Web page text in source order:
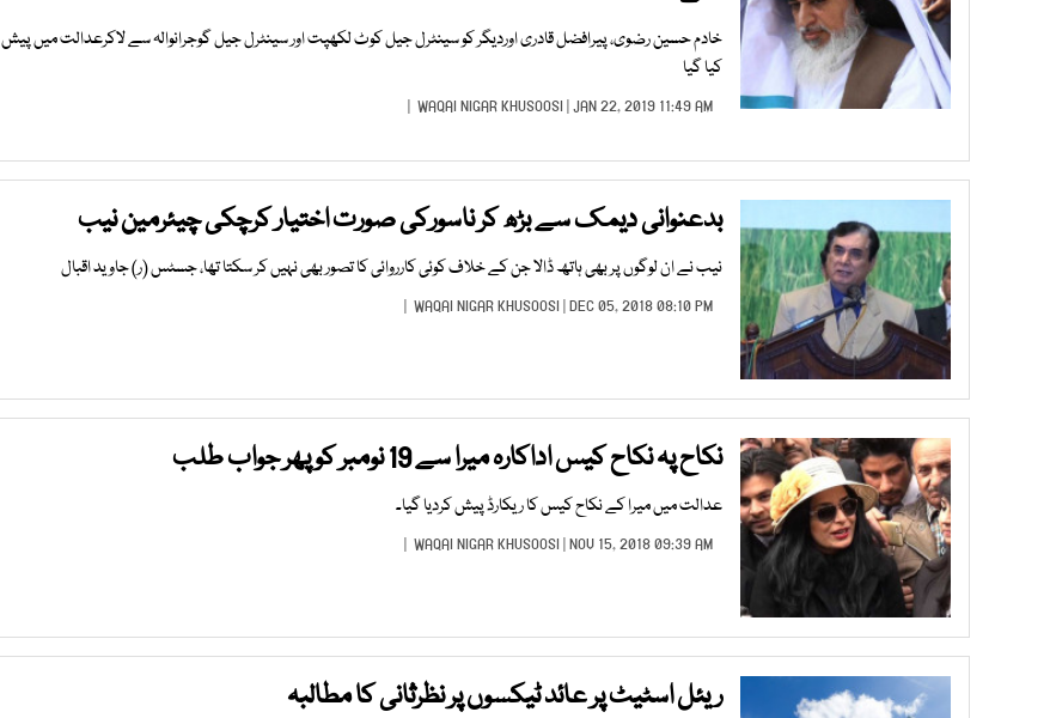
خادم حسین رضوی، پیرافضل قادری اوردیگر کو سینٹرل جیل کوٹ لکھپت اور سینٹرل جیل گوجرانوالہ سے لاکرعدالت میں پیش
کیا گیا
WAQAI NIGAR KHUSOOSI | JAN 22, 2019 11:49 AM |
بدعنوانی دیمک سے بڑھ کر ناسورکی صورت اختیار کرچکی چیئرمین نیب
نیب نے ان لوگوں پر بھی ہاتھ ڈالا جن کے خلاف کوئی کارروائی کا تصور بھی نہیں کر سکتا تھا، جسٹس (ر) جاوید اقبال
WAQAI NIGAR KHUSOOSI | DEC 05, 2018 08:10 PM |
نکاح پہ نکاح کیس اداکارہ میرا سے 19 نومبر کو پھر جواب طلب
عدالت میں میرا کے نکاح کیس کا ریکارڈ پیش کردیا گیا۔
WAQAI NIGAR KHUSOOSI | NOV 15, 2018 09:39 AM |
ریئل اسٹیٹ پر عائد ٹیکسوں پر نظرثانی کا مطالبہ